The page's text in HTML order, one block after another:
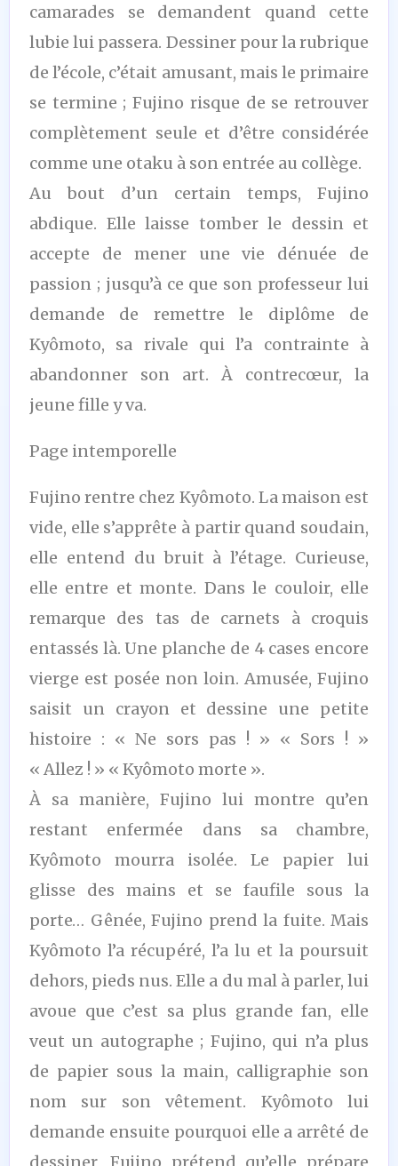
camarades se demandent quand cette
lubie lui passera. Dessiner pour la rubrique
de l’école, c’était amusant, mais le primaire
se termine ; Fujino risque de se retrouver
complètement seule et d’être considérée
comme une otaku à son entrée au collège.
Au bout d’un certain temps, Fujino
abdique. Elle laisse tomber le dessin et
accepte de mener une vie dénuée de
passion ; jusqu’à ce que son professeur lui
demande de remettre le diplôme de
Kyômoto, sa rivale qui l’a contrainte à
abandonner son art. À contrecœur, la
jeune fille y va.
Page intemporelle
Fujino rentre chez Kyômoto. La maison est
vide, elle s’apprête à partir quand soudain,
elle entend du bruit à l’étage. Curieuse,
elle entre et monte. Dans le couloir, elle
remarque des tas de carnets à croquis
entassés là. Une planche de 4 cases encore
vierge est posée non loin. Amusée, Fujino
saisit un crayon et dessine une petite
histoire : « Ne sors pas ! » « Sors ! »
« Allez ! » « Kyômoto morte ».
À sa manière, Fujino lui montre qu’en
restant enfermée dans sa chambre,
Kyômoto mourra isolée. Le papier lui
glisse des mains et se faufile sous la
porte… Gênée, Fujino prend la fuite. Mais
Kyômoto l’a récupéré, l’a lu et la poursuit
dehors, pieds nus. Elle a du mal à parler, lui
avoue que c’est sa plus grande fan, elle
veut un autographe ; Fujino, qui n’a plus
de papier sous la main, calligraphie son
nom sur son vêtement. Kyômoto lui
demande ensuite pourquoi elle a arrêté de